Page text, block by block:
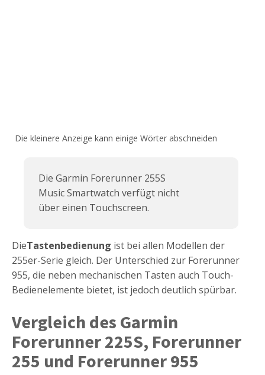
Die kleinere Anzeige kann einige Wörter abschneiden
Die Garmin Forerunner 255S
Music Smartwatch verfügt nicht
über einen Touchscreen.
DieTastenbedienung ist bei allen Modellen der
255er-Serie gleich. Der Unterschied zur Forerunner
955, die neben mechanischen Tasten auch Touch-
Bedienelemente bietet, ist jedoch deutlich spürbar.
Vergleich des Garmin
Forerunner 225S, Forerunner
255 und Forerunner 955